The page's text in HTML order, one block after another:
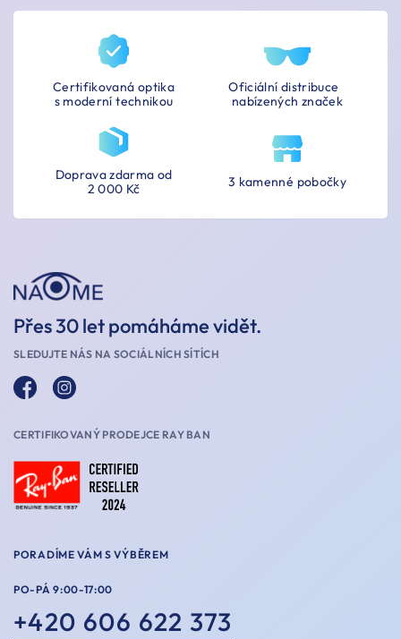
Certifikovaná optika
s moderní technikou
Oficiální distribuce
nabízených značek
3 kamenné pobočky
Doprava zdarma od
2 000 Kč
Přes 30 let pomáháme vidět.
SLEDUJTE NÁS NA SOCIÁLNÍCH SÍTÍCH
CERTIFIKOVANÝ PRODEJCE RAY BAN
PORADÍME VÁM S VÝBĚREM
PO-PÁ 9:00-17:00
+420 606 622 373